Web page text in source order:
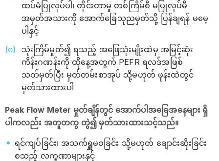
ထပ်မံပြုလုပ်ပါ၊ တိုင်းတာမှု တစ်ကြိမ်စီ မပြုလုပ်မီ
အမှတ်အသားကို အောက်ခြေသုညမှတ်သို့ ပြန်ချရန် မမေ့
ပါနှင့်
သုံးကြိမ်မှုတ်၍ ရသည့် အဖြေသုံးမျိုးထဲမှ အမြင့်ဆုံး
ကိန်းဂဏန်းကို ထိုနေ့အတွက် PEFR ရလဒ်အဖြစ်
သတ်မှတ်ပြီး မှတ်တမ်းစာအုပ် သို့မဟုတ် ဖုန်းထဲတွင်
မှတ်သားထားပါ
Peak Flow Meter မှုတ်ချိန်တွင် အောက်ပါအခြေအနေများ ရှိ
ပါကလည်း အတူတကွ တွဲ၍ မှတ်သားထားသင့်သည်။
ရင်ကျပ်ခြင်း၊ အသက်ရှူမဝခြင်း သို့မဟုတ် ချောင်းဆိုးခြင်း
စသည့် လက္ခဏာများနှင့်